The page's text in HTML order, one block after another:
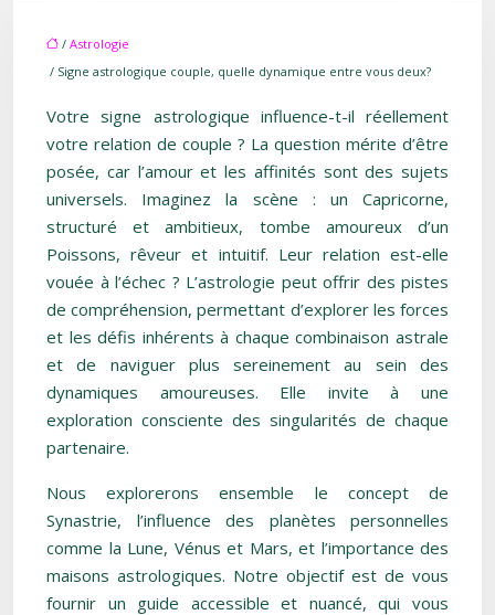
/ Astrologie
/ Signe astrologique couple, quelle dynamique entre vous deux?
Votre signe astrologique influence-t-il réellement
votre relation de couple ? La question mérite d’être
posée, car l’amour et les affinités sont des sujets
universels. Imaginez la scène : un Capricorne,
structuré et ambitieux, tombe amoureux d’un
Poissons, rêveur et intuitif. Leur relation est-elle
vouée à l’échec ? L’astrologie peut offrir des pistes
de compréhension, permettant d’explorer les forces
et les défis inhérents à chaque combinaison astrale
et de naviguer plus sereinement au sein des
dynamiques amoureuses. Elle invite à une
exploration consciente des singularités de chaque
partenaire.
Nous explorerons ensemble le concept de
Synastrie, l’influence des planètes personnelles
comme la Lune, Vénus et Mars, et l’importance des
maisons astrologiques. Notre objectif est de vous
fournir un guide accessible et nuancé, qui vous